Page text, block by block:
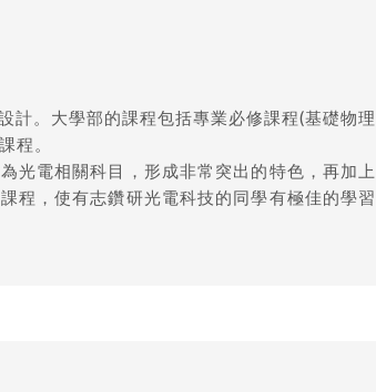
計。大學部的課程包括專業必修課程(基礎物理
程。
光電相關科目，形成非常突出的特色，再加上
程，使有志鑽研光電科技的同學有極佳的學習